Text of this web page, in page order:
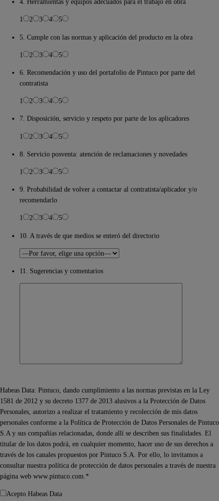
4. Herramientas y equipos adecuados para el trabajo en obra
1 2 3 4 5
5. Cumple con las normas y aplicación del producto en la obra
1 2 3 4 5
6. Recomendación y uso del portafolio de Pintuco por parte del
contratista
1 2 3 4 5
7. Disposición, servicio y respeto por parte de los aplicadores
1 2 3 4 5
8. Servicio posventa: atención de reclamaciones y novedades
1 2 3 4 5
9. Probabilidad de volver a contactar al contratista/aplicador y/o
recomendarlo
1 2 3 4 5
10. A través de que medios se enteró del directorio
11. Sugerencias y comentarios
Habeas Data: Pintuco, dando cumplimiento a las normas previstas en la Ley
1581 de 2012 y su decreto 1377 de 2013 alusivos a la Protección de Datos
Personales, autorizo a realizar el tratamiento y recolección de mis datos
personales conforme a la Política de Protección de Datos Personales de Pintuco
S.A y sus compañías relacionadas, donde allí se describen sus finalidades. El
titular de los datos podrá, en cualquier momento, hacer uso de sus derechos a
través de los canales propuestos por Pintuco S.A. Por ello, lo invitamos a
consultar nuestra política de protección de datos personales a través de nuestra
página web www.pintuco.com.*
Acepto Habeas Data